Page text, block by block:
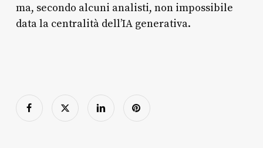
ma, secondo alcuni analisti, non impossibile
data la centralità dell’IA generativa.